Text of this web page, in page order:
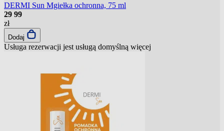
DERMI Sun Mgiełka ochronna, 75 ml
29 99
zł
Dodaj
Usługa rezerwacji jest usługą domyślną więcej